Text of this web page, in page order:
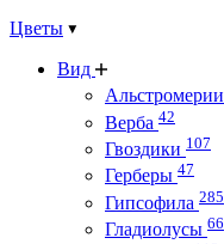
Цветы
Вид
Альстромерии
Верба 42
Гвоздики 107
Герберы 47
Гипсофила 285
Гладиолусы 66